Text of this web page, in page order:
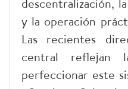
descentralización,
y la operación
Las recientes
central reflejan
perfeccionar este